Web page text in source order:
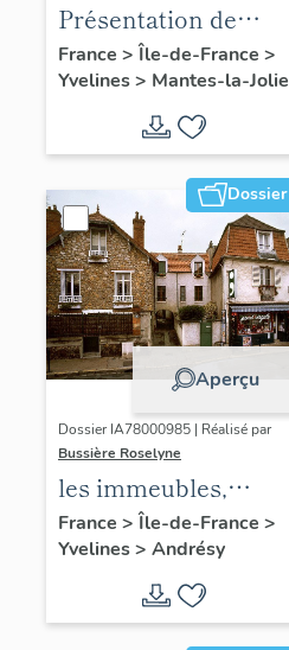
Présentation de
l'étude
France > Île-de-France >
Yvelines> Mantes-la-Jolie
Dossier
Aperçu
Dossier IA78000985 | Réalisé par
Bussière Roselyne
les immeubles,
maisons et fermes
du canton d'Andrésy
France > Île-de-France >
Yvelines> Andrésy